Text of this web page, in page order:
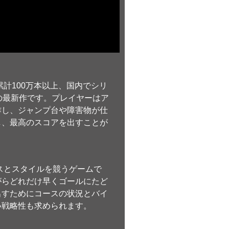
100万本以上、国内でシリ
新作です。プレイヤーはア
、ジャンプ台や障害物が仕
最高のスコアを出すことが
スタイルを競うゲームで
どれだけ早くゴールにたど
ためにコースの状況とバイ
略性も求められます。